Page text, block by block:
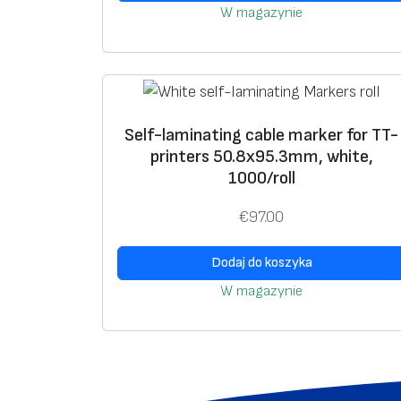
W magazynie
Self-laminating cable marker for TT-
printers 50.8х95.3mm, white,
1000/roll
€97.00
Dodaj do koszyka
W magazynie